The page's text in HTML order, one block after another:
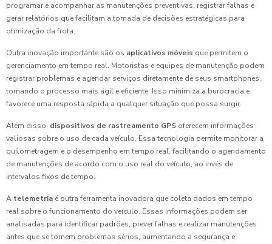
programar e acompanhar as manutenções preventivas, registrar falhas e
gerar relatórios que facilitam a tomada de decisões estratégicas para
otimização da frota.
Outra inovação importante são os aplicativos móveis que permitem o
gerenciamento em tempo real. Motoristas e equipes de manutenção podem
registrar problemas e agendar serviços diretamente de seus smartphones,
tornando o processo mais ágil e eficiente. Isso minimiza a burocracia e
favorece uma resposta rápida a qualquer situação que possa surgir.
Além disso, dispositivos de rastreamento GPS oferecem informações
valiosas sobre o uso de cada veículo. Essa tecnologia permite monitorar a
quilometragem e o desempenho em tempo real, facilitando o agendamento
de manutenções de acordo com o uso real do veículo, ao invés de
intervalos fixos de tempo.
A telemetria é outra ferramenta inovadora que coleta dados em tempo
real sobre o funcionamento do veículo. Essas informações podem ser
analisadas para identificar padrões, prever falhas e realizar manutenções
antes que se tornem problemas sérios, aumentando a segurança e